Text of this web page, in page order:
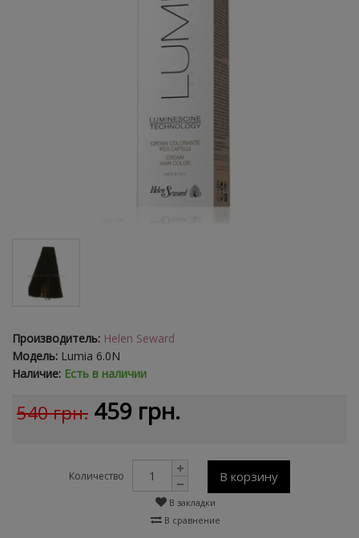
Производитель: Helen Seward
Модель: Lumia 6.0N
Наличие: Есть в наличии
540 грн. 459 грн.
Количество В корзину
В закладки
В сравнение